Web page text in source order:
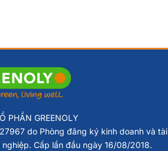
PHẦN GREENOLY
do Phòng đăng ký kinh doanh và tài
nghiệp. Cấp lần đầu ngày 16/08/2018.